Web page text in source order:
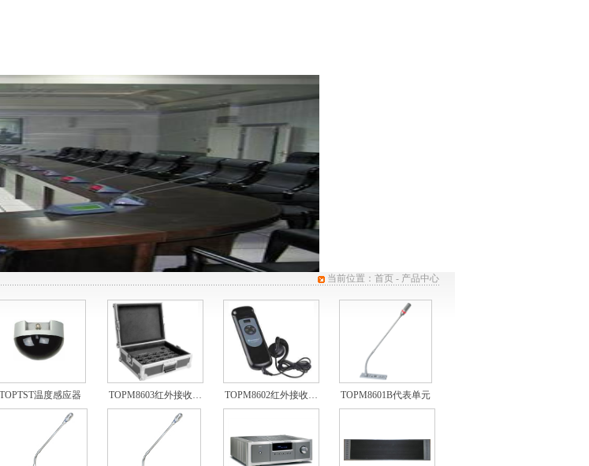
当前位置： 首页- 产品中心
TOPTST温度感应器 TOPM8603红外接收… TOPM8602红外接收… TOPM8601B代表单元